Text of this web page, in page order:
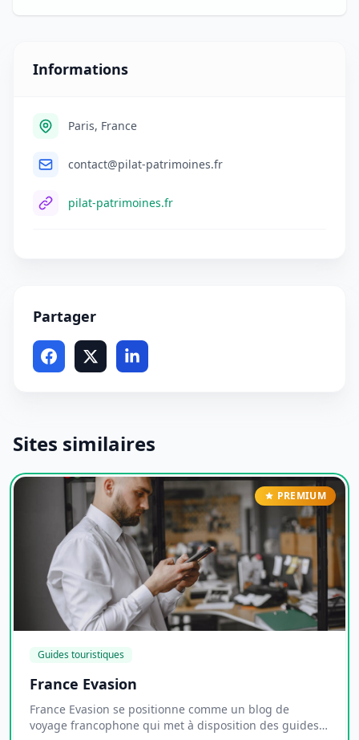
Informations
Paris, France
contact@pilat-patrimoines.fr
pilat-patrimoines.fr
Partager
Sites similaires
PREMIUM
Guides touristiques
France Evasion
France Evasion se positionne comme un blog de
voyage francophone qui met à disposition des guides